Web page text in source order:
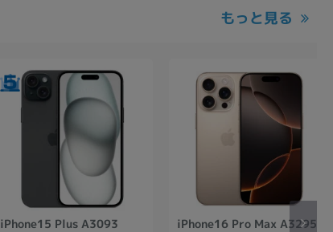
もっと見る
iPhone15 Plus A3093
iPhone16 Pro Max A3295